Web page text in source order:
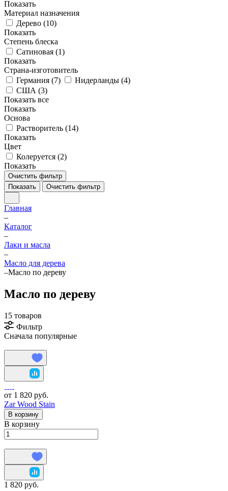
Показать
Материал назначения
Дерево (10)
Показать
Степень блеска
Сатиновая (1)
Показать
Страна-изготовитель
Германия (7) Нидерланды (4)
США (3)
Показать все
Показать
Основа
Растворитель (14)
Показать
Цвет
Колеруется (2)
Показать
Очистить фильтр
Показать
Очистить фильтр
Главная
–
Каталог
–
Лаки и масла
–
Масло для дерева
–Масло по дереву
Масло по дереву
15 товаров
Фильтр
Сначала популярные
от 1 820 руб.
Zar Wood Stain
В корзину
В корзину
1 820 руб.